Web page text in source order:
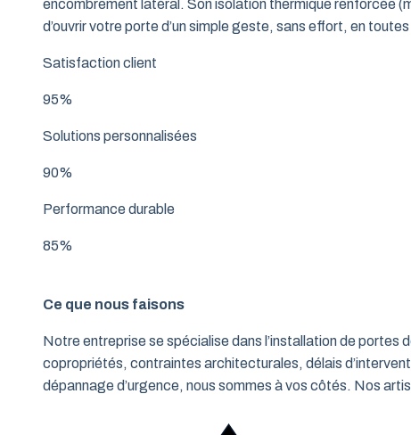
encombrement latéral. Son isolation thermique renforcée
d’ouvrir votre porte d’un simple geste, sans effort, en
Satisfaction client
95%
Solutions personnalisées
90%
Performance durable
85%
Ce que nous faisons
Notre entreprise se spécialise dans l’installation de portes
copropriétés, contraintes architecturales, délais
dépannage d’urgence, nous sommes à vos côtés. Nos